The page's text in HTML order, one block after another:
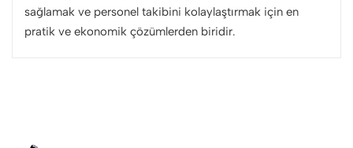
sağlamak ve personel takibini kolaylaştırmak için en
pratik ve ekonomik çözümlerden biridir.